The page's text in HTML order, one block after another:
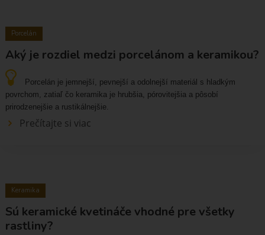
Porcelán
Aký je rozdiel medzi porcelánom a keramikou?
Porcelán je jemnejší, pevnejší a odolnejší materiál s hladkým
povrchom, zatiaľ čo keramika je hrubšia, pórovitejšia a pôsobí
prirodzenejšie a rustikálnejšie.
Prečítajte si viac
Keramika
Sú keramické kvetináče vhodné pre všetky
rastliny?